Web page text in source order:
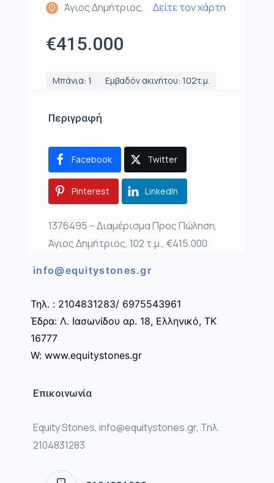
Άγιος Δημήτριος, Δείτε τον χάρτη
€415.000
Μπάνια: 1 Εμβαδόν ακινήτου: 102τ.μ.
Περιγραφή
Facebook Twitter
Pinterest LinkedIn
1376495 – Διαμέρισμα Προς Πώληση,
Άγιος Δημήτριος, 102 τ.μ., €415.000
info@equitystones.gr
Τηλ. : 2104831283/ 6975543961
Έδρα: Λ. Ιασωνίδου αρ. 18, Ελληνικό, ΤΚ
16777
W: www.equitystones.gr
Επικοινωνία
Equity Stones, info@equitystones.gr, Τηλ.
2104831283